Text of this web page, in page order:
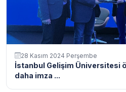
28 Kasım 2024 Perşembe
İstanbul Gelişim Üniversitesi
daha imza ...